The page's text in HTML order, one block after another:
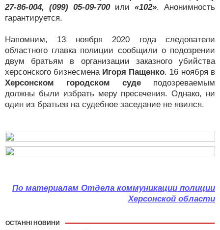
27-86-004, (099) 05-09-700или «102». Анонимность
гарантируется.
Напомним, 13 ноября 2020 года следователи
областного главка полиции сообщили о подозрении
двум братьям в организации заказного убийства
херсонского бизнесмена Игоря Пащенко. 16 ноября в
Херсонском городском суде подозреваемым
должны были избрать меру пресечения. Однако, ни
один из братьев на судебное заседание не явился.
По материалам Отдела коммуникации полиции
Херсонской области
ОСТАННІ НОВИНИ